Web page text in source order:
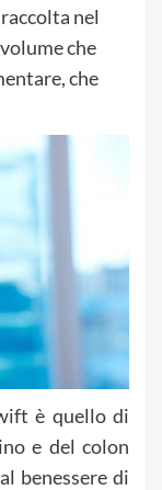
nel
volume che
che
è quello di
e del colon
benessere di